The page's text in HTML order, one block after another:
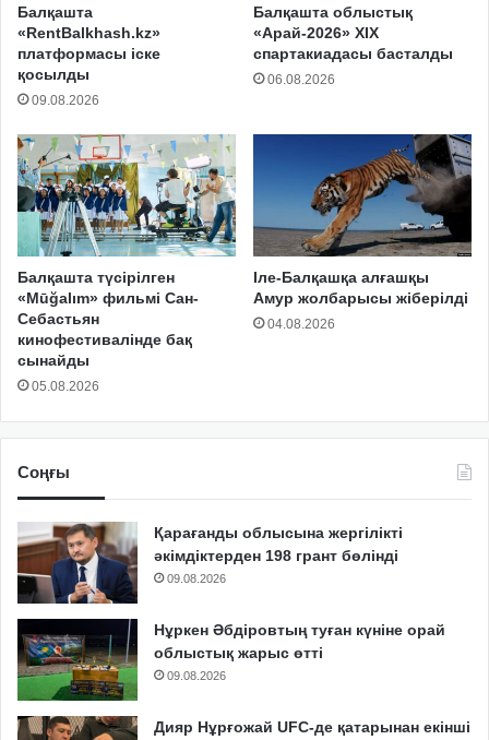
Балқашта
«RentBalkhash.kz»
платформасы іске
қосылды
09.08.2026
Балқашта облыстық
«Арай-2026» XIX
спартакиадасы басталды
06.08.2026
Балқашта түсірілген
«Mūğalım» фильмі Сан-
Себастьян
кинофестивалінде бақ
сынайды
05.08.2026
Іле-Балқашқа алғашқы
Амур жолбарысы жіберілді
04.08.2026
Соңғы
Қарағанды облысына жергілікті
әкімдіктерден 198 грант бөлінді
09.08.2026
Нұркен Әбдіровтың туған күніне орай
облыстық жарыс өтті
09.08.2026
Дияр Нұрғожай UFC-де қатарынан екінші